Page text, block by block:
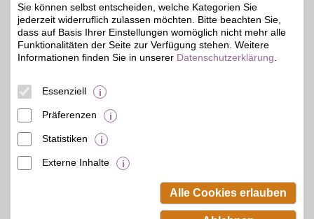
4%
von Büroartikeln bei
unserem Partner-
Discounter bestellen. Für
Büro sowie Haushalt wird
hier jeder fündig und kann
Beamten-Selbsthilfewerk GmbH.
Sie können selbst entscheiden, welche Kategorien Sie
jederzeit widerruflich zulassen möchten. Bitte beachten Sie,
dass auf Basis Ihrer Einstellungen womöglich nicht mehr alle
Funktionalitäten der Seite zur Verfügung stehen. Weitere
Informationen finden Sie in unserer Datenschutzerklärung
Essenziell
Präferenzen
Statistiken
Externe Inhalte
Alle Cookies erlauben